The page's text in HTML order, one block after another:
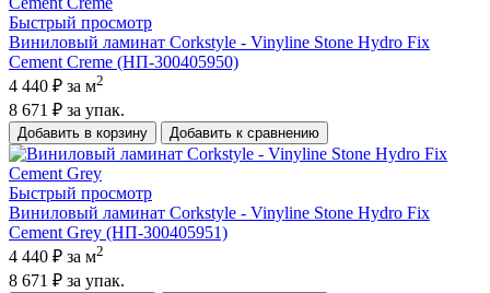
Быстрый просмотр
Виниловый ламинат Corkstyle - Vinyline Stone Hydro Fix
Cement Creme (НП-300405950)
4 440 ₽ за м2
8 671 ₽ за упак.
Добавить в корзину Добавить к сравнению
Быстрый просмотр
Виниловый ламинат Corkstyle - Vinyline Stone Hydro Fix
Cement Grey (НП-300405951)
4 440 ₽ за м2
8 671 ₽ за упак.